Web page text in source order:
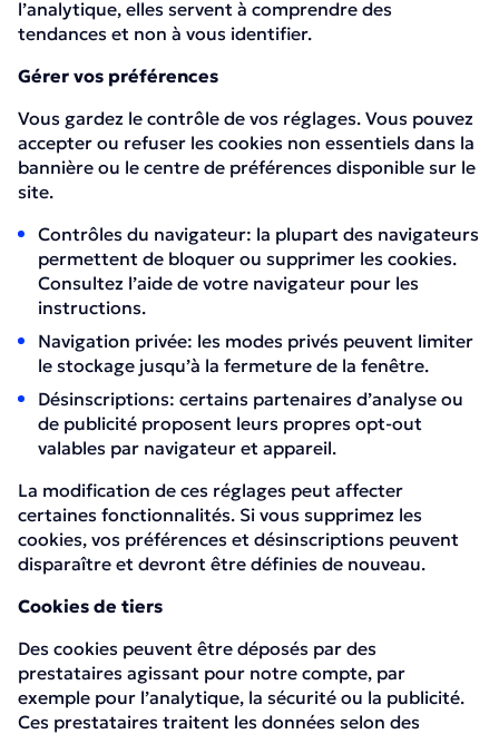
l’analytique, elles servent à comprendre des
tendances et non à vous identifier.
Gérer vos préférences
Vous gardez le contrôle de vos réglages. Vous pouvez
accepter ou refuser les cookies non essentiels dans la
bannière ou le centre de préférences disponible sur le
site.
Contrôles du navigateur: la plupart des navigateurs
permettent de bloquer ou supprimer les cookies.
Consultez l’aide de votre navigateur pour les
instructions.
Navigation privée: les modes privés peuvent limiter
le stockage jusqu’à la fermeture de la fenêtre.
Désinscriptions: certains partenaires d’analyse ou
de publicité proposent leurs propres opt-out
valables par navigateur et appareil.
La modification de ces réglages peut affecter
certaines fonctionnalités. Si vous supprimez les
cookies, vos préférences et désinscriptions peuvent
disparaître et devront être définies de nouveau.
Cookies de tiers
Des cookies peuvent être déposés par des
prestataires agissant pour notre compte, par
exemple pour l’analytique, la sécurité ou la publicité.
Ces prestataires traitent les données selon des